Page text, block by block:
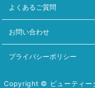
よくあるご質問
お問い合わせ
プライバシーポリシー
Copyright © ビューティー